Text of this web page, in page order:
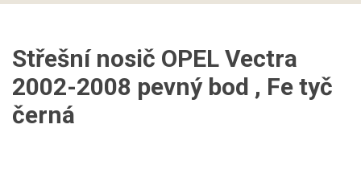
Střešní nosič OPEL Vectra
2002-2008 pevný bod , Fe tyč
černá